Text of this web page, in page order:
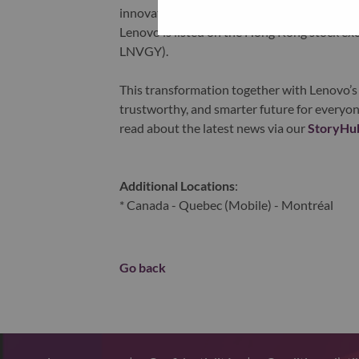
innovation is building a more equitable,
Lenovo is listed on the Hong Kong stock
LNVGY).
This transformation together with
trustworthy, and smarter future for
read about the latest news via our
Additional Locations:
* Canada - Quebec (Mobile) - Montréal
Go back